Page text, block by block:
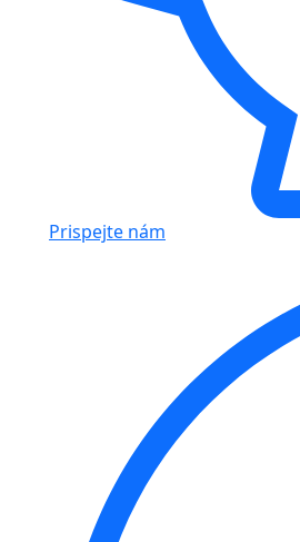
Prispejte nám